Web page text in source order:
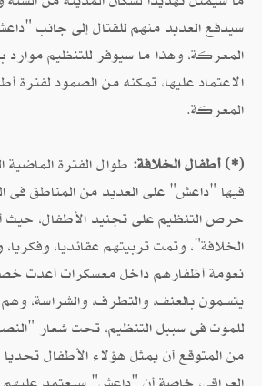
سيدفع العديد منهم للقتال إلى جانب
المعركة، وهذا ما سيوفر للتنظيم موارد
الاعتماد عليها، تمكنه من الصمود لفترة
المعركة.
(*) أطفال الخلافة: طوال الفترة
فيها "داعش" على العديد من المناطق فى
حرص التنظيم على تجنيد الأطفال، حيث
الخلافة"، وتمت تربيتهم عقائديا،
نعومة أظفارهم داخل معسكرات أعدت
يتسمون بالعنف، والتطرف، والشراسة، وهم
للموت فى سبيل التنظيم، تحت شعار
من المتوقع أن يمثل هؤلاء الأطفال